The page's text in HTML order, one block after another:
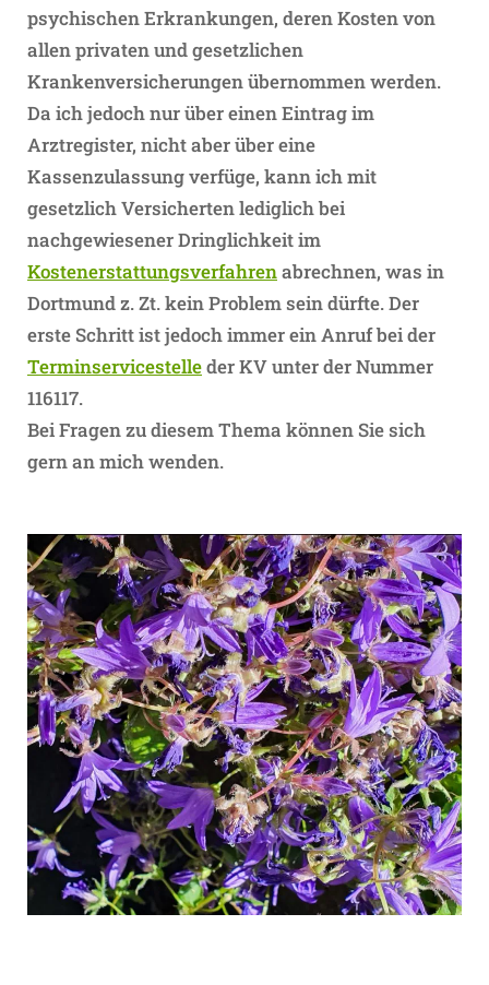
psychischen Erkrankungen, deren Kosten von
allen privaten und gesetzlichen
Krankenversicherungen übernommen werden.
Da ich jedoch nur über einen Eintrag im
Arztregister, nicht aber über eine
Kassenzulassung verfüge, kann ich mit
gesetzlich Versicherten lediglichbei
nachgewiesener Dringlichkeitim
Kostenerstattungsverfahrenabrechnen, was in
Dortmund z. Zt. kein Problem sein dürfte. Der
erste Schritt ist jedoch immer ein Anruf bei der
Terminservicestelleder KV unter der Nummer
116117.
Bei Fragen zu diesem Thema können Sie sich
gern an mich wenden.